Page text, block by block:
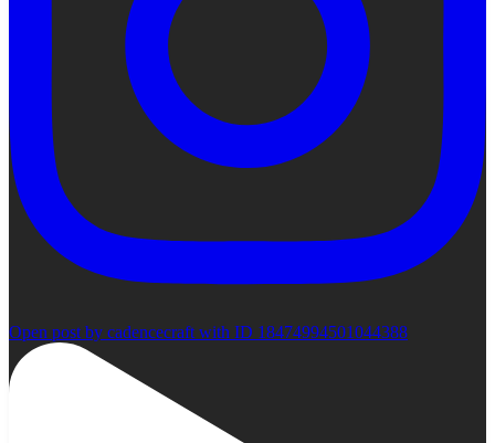
Open post by cadencecraft with ID 18474994501044388